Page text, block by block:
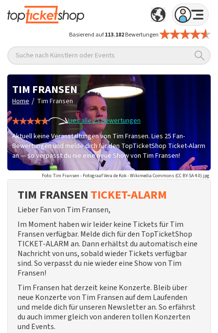
Basierend auf113.182Bewertungen
Suche nach Künstlern oder Events
TIM FRANSEN
Home / Tim Fransen
Lies alle 25 Bewertungen
Aktuell keine Veranstaltungen von Tim Fransen. Lies 25 Fan-
Bewertungen und melde dich für den TopTicketShop Ticket-Alarm
an — so verpasst du nie eine neue Show von Tim Fransen!
Foto: Tim Fransen - Fotograaf Vera de Kok - Wikimedia Commons (CC BY-SA 4.0).jpg
TIM FRANSEN TICKET-ALARM
Lieber Fan von Tim Fransen,
Im Moment haben wir leider keine Tickets für Tim
Fransen verfügbar. Melde dich für den TopTicketShop
TICKET-ALARM an. Dann erhältst du automatisch eine
Nachricht von uns, sobald wieder Tickets verfügbar
sind. So verpasst du nie wieder eine Show von Tim
Fransen!
Tim Fransen hat derzeit keine Konzerte. Bleib über
neue Konzerte von Tim Fransen auf dem Laufenden
und melde dich für unseren Newsletter an. So erfährst
du auch immer gleich von anderen tollen Konzerten
und Events.